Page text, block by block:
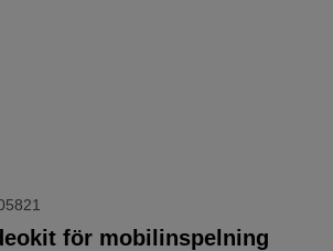
för mobilinspelning